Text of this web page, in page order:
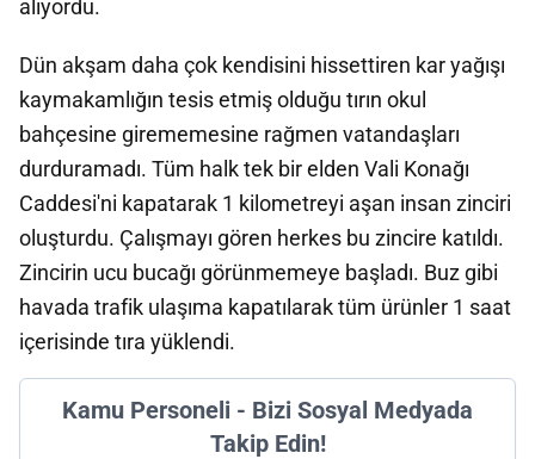
alıyordu.
Dün akşam daha çok kendisini hissettiren kar yağışı
kaymakamlığın tesis etmiş olduğu tırın okul
bahçesine girememesine rağmen vatandaşları
durduramadı. Tüm halk tek bir elden Vali Konağı
Caddesi'ni kapatarak 1 kilometreyi aşan insan zinciri
oluşturdu. Çalışmayı gören herkes bu zincire katıldı.
Zincirin ucu bucağı görünmemeye başladı. Buz gibi
havada trafik ulaşıma kapatılarak tüm ürünler 1 saat
içerisinde tıra yüklendi.
Kamu Personeli - Bizi Sosyal Medyada
Takip Edin!